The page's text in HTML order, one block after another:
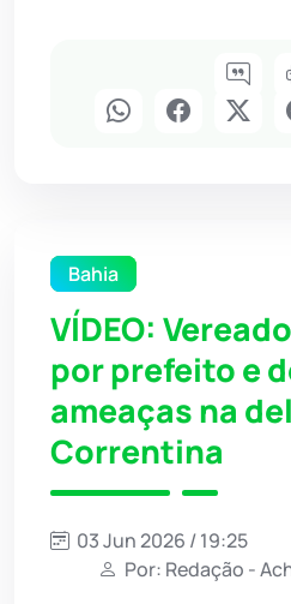
Bahia
VÍDEO:
por prefeito e
ameaças na
Correntina
03 Jun 2026 / 19:25
Por: Redação -